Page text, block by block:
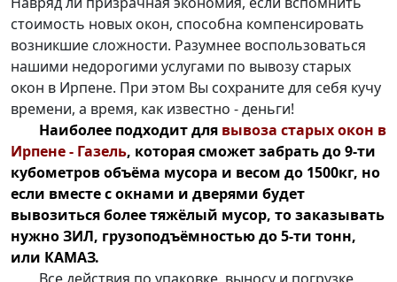
стоимость новых окон, способна компенсировать
возникшие сложности. Разумнее воспользоваться
нашими недорогими услугами по вывозу старых
окон в Ирпене. При этом Вы сохраните для себя кучу
времени, а время, как известно - деньги!
Наиболее подходит для вывоза старых окон в
Ирпене - Газель, которая сможет забрать до 9-ти
кубометров объёма мусора и весом до 1500кг, но
если вместе с окнами и дверями будет
вывозиться более тяжёлый мусор, то заказывать
нужно ЗИЛ, грузоподъёмностью до 5-ти тонн,
или КАМАЗ.